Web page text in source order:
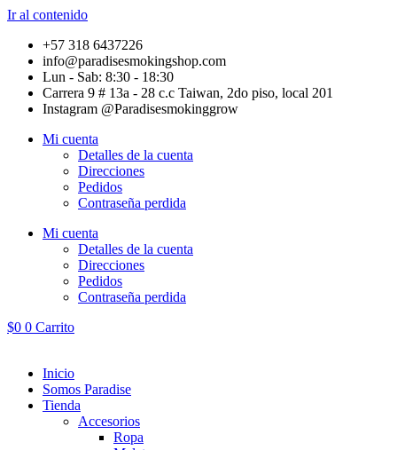
Ir al contenido
+57 318 6437226
info@paradisesmokingshop.com
Lun - Sab: 8:30 - 18:30
Carrera 9 # 13a - 28 c.c Taiwan, 2do piso, local 201
Instagram @Paradisesmokinggrow
Mi cuenta
Detalles de la cuenta
Direcciones
Pedidos
Contraseña perdida
Mi cuenta
Detalles de la cuenta
Direcciones
Pedidos
Contraseña perdida
$0 0 Carrito
Inicio
Somos Paradise
Tienda
Accesorios
Ropa